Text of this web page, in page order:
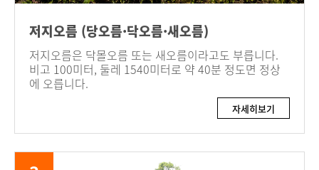
저지오름 (당오름·닥오름·새오름)
저지오름은 닥몰오름 또는 새오름이라고도 부릅니다.
비고 100미터, 둘레 1540미터로 약 40분 정도면 정상
에 오릅니다.
자세히보기